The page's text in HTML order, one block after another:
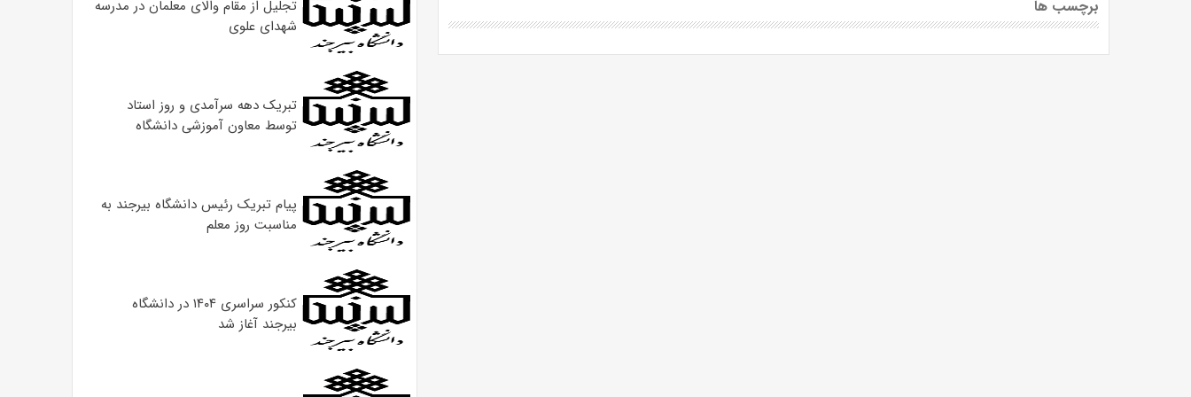
برچسب ها
تجلیل از مقام والای معلمان در مدرسه
شهدای علوی
تبریک دهه سرآمدی و روز استاد
توسط معاون آموزشی دانشگاه
پیام تبریک رئیس دانشگاه بیرجند به
مناسبت روز معلم
کنکور سراسری ۱۴۰۴ در دانشگاه
بیرجند آغاز شد